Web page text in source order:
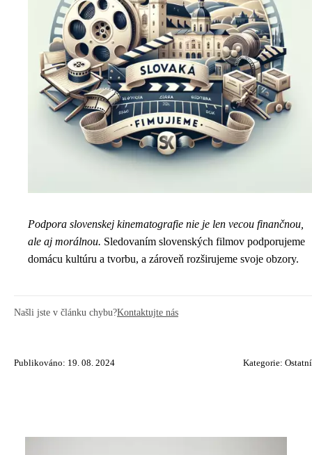
Podpora slovenskej kinematografie nie je len vecou finančnou,
ale aj morálnou. Sledovaním slovenských filmov podporujeme
domácu kultúru a tvorbu, a zároveň rozširujeme svoje obzory.
Našli jste v článku chybu?Kontaktujte nás
Publikováno: 19. 08. 2024 Kategorie: Ostatní